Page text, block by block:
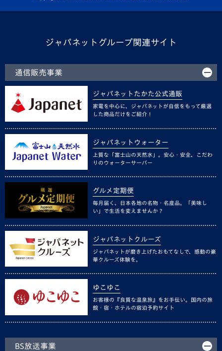
ジャパネットグループ関連サイト
通信販売事業
ジャパネットたかた公式通販
家電を中心に、ジャパネットが自信をもって厳選
した商品だけをご紹介！
ジャパネットウォーター
上質な「富士山の天然水」。安心・安全、こだわ
りのウォーターサーバー
グルメ定期便
毎月届く、日本各地の名物・名産品。「美味し
い」で生活を変えませんか？
ジャパネットクルーズ
ジャパネットが磨き上げたおもてなしで、感動の豪
華クルーズ体験を。
ゆこゆこ
お客様の『良質な温泉旅』をお手伝い。国内の旅
館・宿・ホテルの宿泊予約サイト
BS放送事業